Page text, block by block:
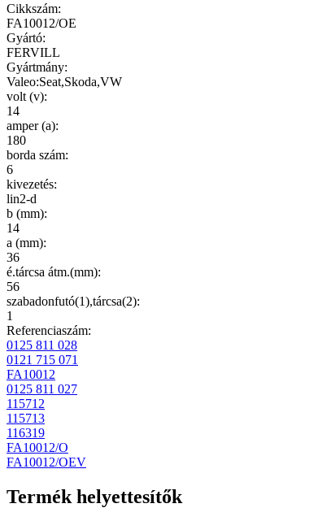
Cikkszám:
FA10012/OE
Gyártó:
FERVILL
Gyártmány:
Valeo:Seat,Skoda,VW
volt (v):
14
amper (a):
180
borda szám:
6
kivezetés:
lin2-d
b (mm):
14
a (mm):
36
é.tárcsa átm.(mm):
56
szabadonfutó(1),tárcsa(2):
1
Referenciaszám:
0125 811 028
0121 715 071
FA10012
0125 811 027
115712
115713
116319
FA10012/O
FA10012/OEV
Termék helyettesítők